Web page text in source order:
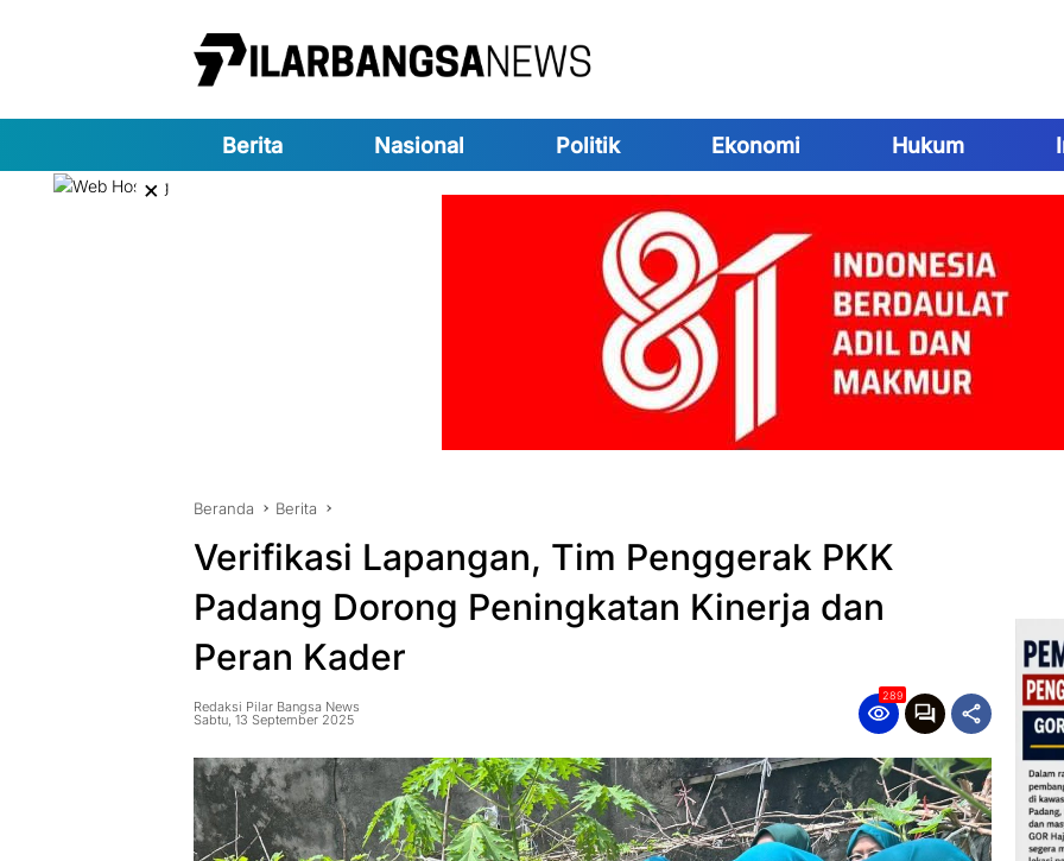
Berita Nasional Politik Ekonomi Hukum
×
Beranda Berita
Verifikasi Lapangan, Tim Penggerak PKK
Padang Dorong Peningkatan Kinerja dan
Peran Kader
Redaksi Pilar Bangsa News
Sabtu, 13 September 2025
289